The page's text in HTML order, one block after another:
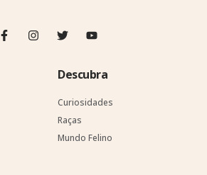
Descubra
Curiosidades
Raças
Mundo Felino